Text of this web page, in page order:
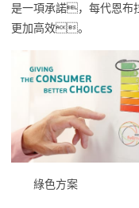
是一項承諾，每代恩布
更加高效。
綠色方案